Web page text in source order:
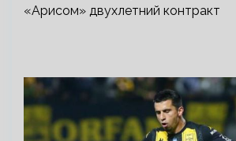
«Арисом» двухлетний контракт